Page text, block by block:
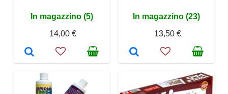
In magazzino (5)
14,00 €
In magazzino (23)
13,50 €